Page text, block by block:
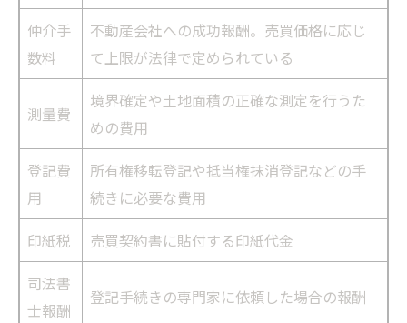
仲介手
数料
不動産会社への成功報酬。売買価格に応じ
て上限が法律で定められている
測量費
境界確定や土地面積の正確な測定を行うた
めの費用
登記費
用
所有権移転登記や抵当権抹消登記などの手
続きに必要な費用
印紙税
売買契約書に貼付する印紙代金
司法書
士報酬
登記手続きの専門家に依頼した場合の報酬